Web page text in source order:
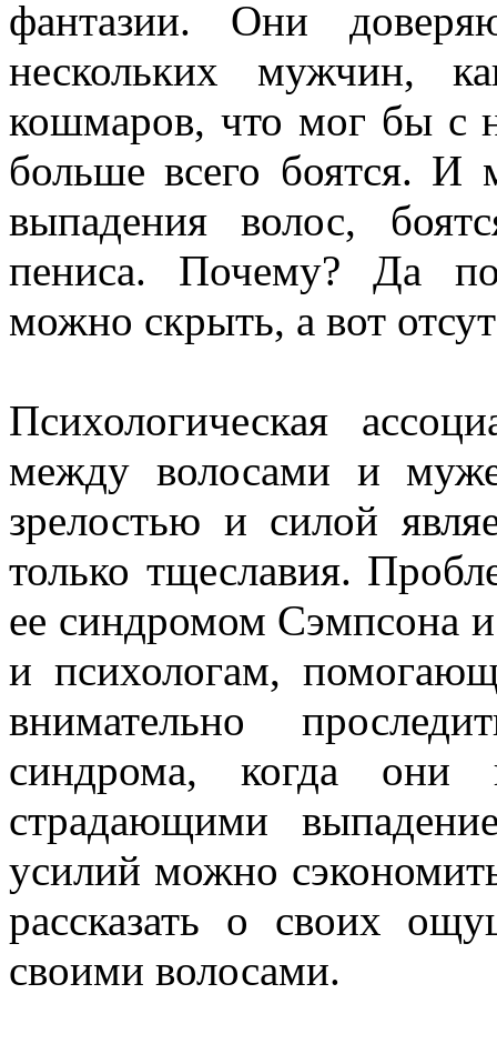
фантазии. Они
нескольких мужчин,
кошмаров, что мог бы с
больше всего боятся. И
выпадения волос,
пениса. Почему? Да
можно скрыть, а вот
Психологическая
между волосами и
зрелостью и силой
только тщеславия.
ее синдромом Сэмпсона
и психологам,
внимательно
синдрома, когда
страдающими
усилий можно
рассказать о своих
своими волосами.